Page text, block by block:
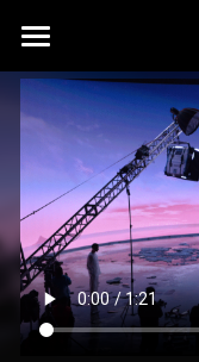
首页
关于
案例展示
所有作品集
沉浸式展厅
实验场
TD书籍
所有商品分类